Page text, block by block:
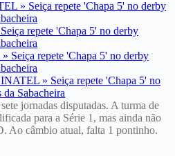
jornadas disputadas. A turma de
para a Série 1, mas ainda não
Ao câmbio atual, falta 1 pontinho.